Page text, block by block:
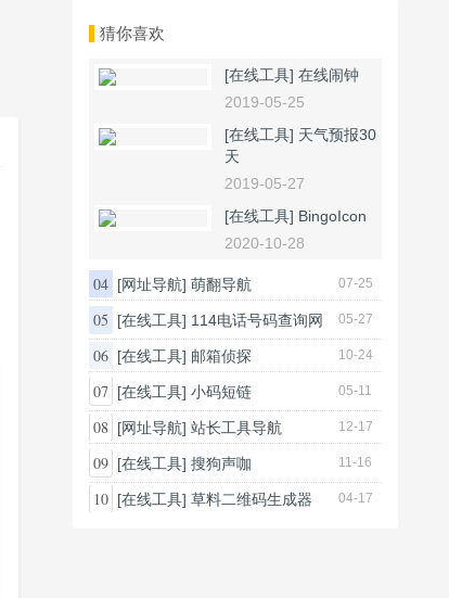
猜你喜欢
[在线工具] 在线闹钟
2019-05-25
[在线工具] 天气预报30
天
2019-05-27
[在线工具] BingoIcon
2020-10-28
04 [网址导航] 萌翻导航 07-25
05 [在线工具] 114电话号码查询网 05-27
06 [在线工具] 邮箱侦探 10-24
07 [在线工具] 小码短链 05-11
08 [网址导航] 站长工具导航 12-17
09 [在线工具] 搜狗声咖 11-16
10 [在线工具] 草料二维码生成器 04-17